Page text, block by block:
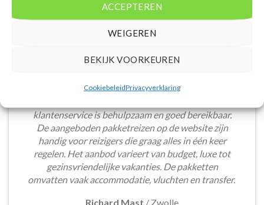
ACCEPTEREN
WEIGEREN
BEKIJK VOORKEUREN
CookiebeleidPrivacyverklaring
Voordeligelastminutevakantie.nl is eenvoudig en
klantenservice is behulpzaam en goed bereikbaar.
De aangeboden pakketreizen op de website zijn
handig voor reizigers die graag alles in één keer
regelen. Het aanbod varieert van budget, luxe tot
gezinsvriendelijke vakanties. De pakketten
omvatten vaak accommodatie, vluchten en transfer.
Richard Mast / Zwolle